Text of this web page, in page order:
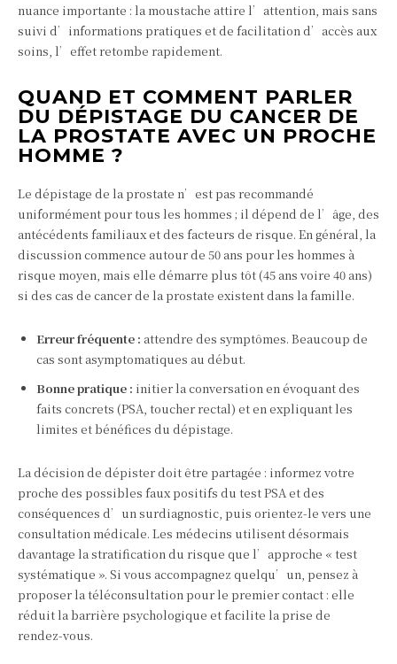
nuance importante : la moustache attire l’attention, mais sans
suivi d’informations pratiques et de facilitation d’accès aux
soins, l’effet retombe rapidement.
QUAND ET COMMENT PARLER
DU DÉPISTAGE DU CANCER DE
LA PROSTATE AVEC UN PROCHE
HOMME ?
Le dépistage de la prostate n’est pas recommandé
uniformément pour tous les hommes ; il dépend de l’âge, des
antécédents familiaux et des facteurs de risque. En général, la
discussion commence autour de 50 ans pour les hommes à
risque moyen, mais elle démarre plus tôt (45 ans voire 40 ans)
si des cas de cancer de la prostate existent dans la famille.
Erreur fréquente : attendre des symptômes. Beaucoup de
cas sont asymptomatiques au début.
Bonne pratique : initier la conversation en évoquant des
faits concrets (PSA, toucher rectal) et en expliquant les
limites et bénéfices du dépistage.
La décision de dépister doit être partagée : informez votre
proche des possibles faux positifs du test PSA et des
conséquences d’un surdiagnostic, puis orientez-le vers une
consultation médicale. Les médecins utilisent désormais
davantage la stratification du risque que l’approche « test
systématique ». Si vous accompagnez quelqu’un, pensez à
proposer la téléconsultation pour le premier contact : elle
réduit la barrière psychologique et facilite la prise de
rendez‑vous.